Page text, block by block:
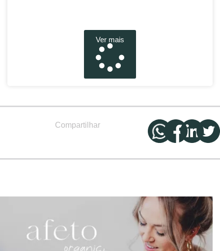
Ver mais
Compartilhar